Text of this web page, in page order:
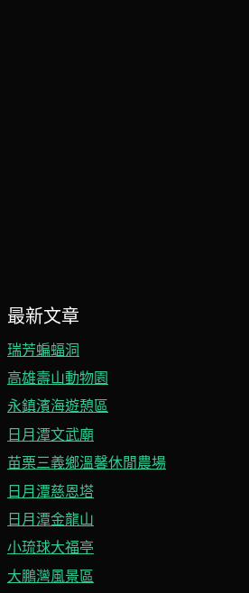
最新文章
瑞芳蝙蝠洞
高雄壽山動物園
永鎮濱海遊憩區
日月潭文武廟
苗栗三義鄉溫馨休閒農場
日月潭慈恩塔
日月潭金龍山
小琉球大福亭
大鵬灣風景區